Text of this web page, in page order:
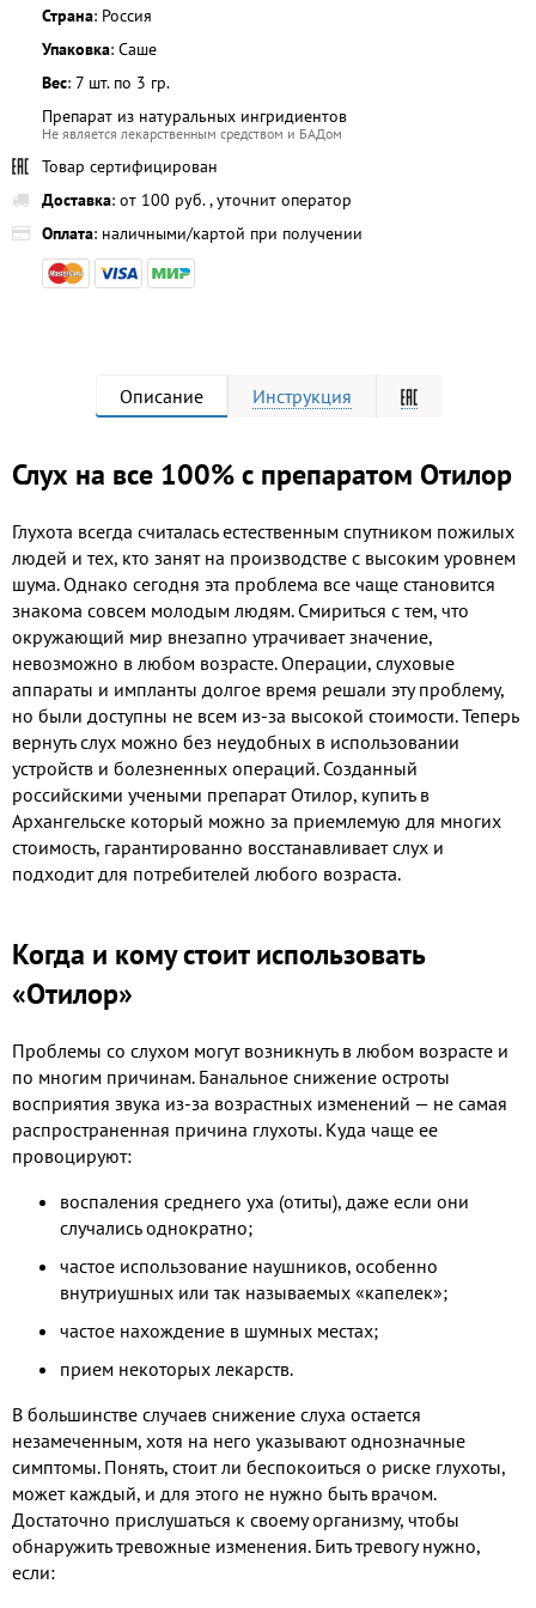
Страна: Россия
Упаковка: Саше
Вес: 7 шт. по 3 гр.
Препарат из натуральных ингридиентов
Не является лекарственным средством и БАДом
Товар сертифицирован
Доставка: от 100 руб. , уточнит оператор
Оплата: наличными/картой при получении
Описание Инструкция
Слух на все 100% с препаратом Отилор
Глухота всегда считалась естественным спутником пожилых
людей и тех, кто занят на производстве с высоким уровнем
шума. Однако сегодня эта проблема все чаще становится
знакома совсем молодым людям. Смириться с тем, что
окружающий мир внезапно утрачивает значение,
невозможно в любом возрасте. Операции, слуховые
аппараты и импланты долгое время решали эту проблему,
но были доступны не всем из-за высокой стоимости. Теперь
вернуть слух можно без неудобных в использовании
устройств и болезненных операций. Созданный
российскими учеными препарат Отилор, купить в
Архангельске который можно за приемлемую для многих
стоимость, гарантированно восстанавливает слух и
подходит для потребителей любого возраста.
Когда и кому стоит использовать
«Отилор»
Проблемы со слухом могут возникнуть в любом возрасте и
по многим причинам. Банальное снижение остроты
восприятия звука из-за возрастных изменений — не самая
распространенная причина глухоты. Куда чаще ее
провоцируют:
воспаления среднего уха (отиты), даже если они
случались однократно;
частое использование наушников, особенно
внутриушных или так называемых «капелек»;
частое нахождение в шумных местах;
прием некоторых лекарств.
В большинстве случаев снижение слуха остается
незамеченным, хотя на него указывают однозначные
симптомы. Понять, стоит ли беспокоиться о риске глухоты,
может каждый, и для этого не нужно быть врачом.
Достаточно прислушаться к своему организму, чтобы
обнаружить тревожные изменения. Бить тревогу нужно,
если: